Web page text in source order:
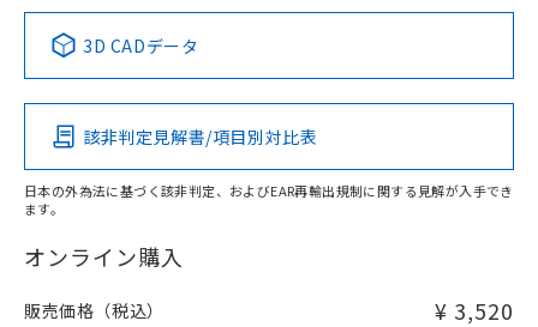
Pb Hg Cd Cr(VI)
O
在庫等で未対応品が混在する可能性があります。
問い合わせください。
3D CADデータ
該非判定見解書/項目別対比表
日本の外為法に基づく該非判定、およびEAR再輸出規制に関する見解が入手でき
ます。
オンライン購入
販売価格（税込） ¥ 3,520